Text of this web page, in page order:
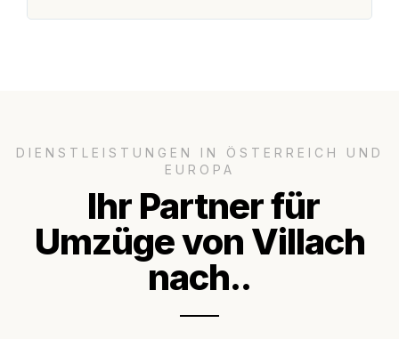
DIENSTLEISTUNGEN IN ÖSTERREICH UND
EUROPA
Ihr Partner für
Umzüge von Villach
nach..